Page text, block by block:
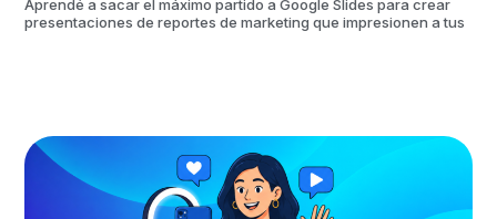
Aprendé a sacar el máximo partido a Google Slides para crear
presentaciones de reportes de marketing que impresionen a tus